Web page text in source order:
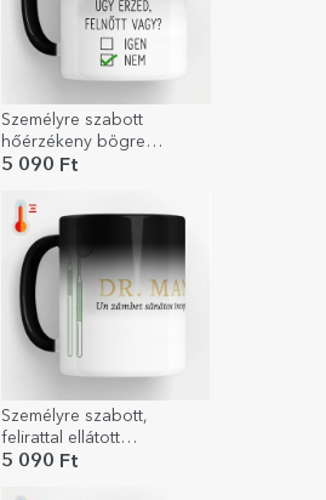
Személyre szabott
hőérzékeny bögre
üzenettel - Születésnap
5 090 Ft
Személyre szabott,
felirattal ellátott
hőérzékeny pohár –
5 090 Ft